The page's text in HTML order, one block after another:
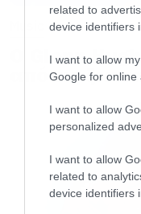
related to
device identifiers
I want to allow
Google for online
I want to allow
personalized
I want to allow
related to
device identifiers
Φέτος
“The New Flesh”,
μέσα από τη
ζωντανών
και αποτυπώνει
άμεση πλευρά
καλοκαίρι, οι
και πιο φιλόδοξη
Ο Glenn
από τις